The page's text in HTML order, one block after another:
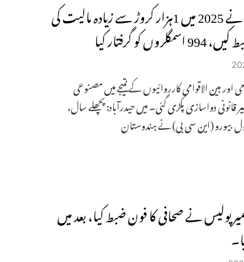
این سی بی نے 2025 میں 1ہزار کروڑ سے زیادہ مالیت کی
کو گرفتار کیا
اور بین الاقوامی کارروائیوں کے نتیجے میں مصنوعی
قانونی دواسازی پکڑی گئی۔ میں حیدرآباد: پچھلے سال،
بیورو (این سی بی) نے ہندوستان
پولیس نے صحافی کا فون ضبط کیا، بعد میں